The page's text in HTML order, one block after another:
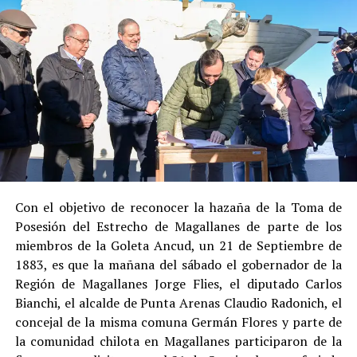
Entre las razones que permitieron esta medida, según la
Justicia, se consideraron dosatenuantes:
Sucolaboración sustancial con la investigación,
al admitir los hechos.
Suconducta anterior irreprochable , al no
registrar antecedentes penales previos.
Estas circunstancias jurídicas, sumadas al
procedimiento abreviado, redujeron la posibilidad de un
cumplimiento efectivo en recinto penitenciario.
Indemnización a la víctima y nueva investigación
por ocultamiento de bienes
En el ámbito civil, elJuzgado de Letras de Castrodictó
enseptiembre de 2023una sentencia que obliga a
Pedro Montecinos apagar una indemnización total de
$120 millonespor concepto de daño moral:
Con el objetivo de reconocer la hazaña de la Toma de
Posesión del Estrecho de Magallanes de parte de los
miembros de la Goleta Ancud, un 21 de Septiembre de
1883, es que la mañana del sábado el gobernador de la
Región de Magallanes Jorge Flies, el diputado Carlos
Bianchi, el alcalde de Punta Arenas Claudio Radonich, el
concejal de la misma comuna Germán Flores y parte de
la comunidad chilota en Magallanes participaron de la